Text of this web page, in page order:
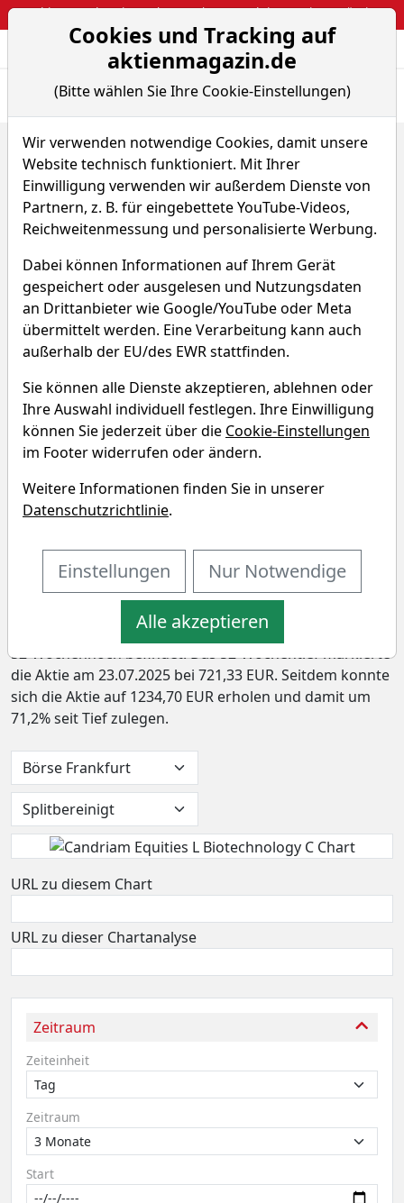
Webinar: So kassierst du trotzdem attraktive Optionsprämien
Aktien- und
Home Fonds
Candriam Equities L Biotechnology C
Chart-Tool
Candriam Equities L
Biotechnology C
XUJ4
WKN 939838
ISIN LU0108459040
Candriam Equities L
Biotechnology C Chart
In den letzten 52 Wochen hat die Aktie von Candriam
Equities L Biotechnology C eine Rendite von 71,1%
erzielt. In den vergangenen vier Wochen lag die Rendite
bei -0,1%. Die Aktie markierte das 52-Wochenhoch am
09.07.2026 bei 1270,83 EUR. Derzeitig notiert der Preis
bei 1234,70 EUR, womit sich die Aktie 2,8% unter ihrem
52-Wochenhoch befindet. Das 52-Wochentief markierte
die Aktie am 23.07.2025 bei 721,33 EUR. Seitdem konnte
sich die Aktie auf 1234,70 EUR erholen und damit um
71,2% seit Tief zulegen.
URL zu diesem Chart
URL zu dieser Chartanalyse
Zeitraum
Zeiteinheit
Zeitraum
Start
Cookies und Tracking auf
aktienmagazin.de
(Bitte wählen Sie Ihre Cookie-Einstellungen)
Wir verwenden notwendige Cookies, damit unsere
Website technisch funktioniert. Mit Ihrer
Einwilligung verwenden wir außerdem Dienste von
Partnern, z. B. für eingebettete YouTube-Videos,
Reichweitenmessung und personalisierte Werbung.
Dabei können Informationen auf Ihrem Gerät
gespeichert oder ausgelesen und Nutzungsdaten
an Drittanbieter wie Google/YouTube oder Meta
übermittelt werden. Eine Verarbeitung kann auch
außerhalb der EU/des EWR stattfinden.
Sie können alle Dienste akzeptieren, ablehnen oder
Ihre Auswahl individuell festlegen. Ihre Einwilligung
können Sie jederzeit über die Cookie-Einstellungen
im Footer widerrufen oder ändern.
Weitere Informationen finden Sie in unserer
Datenschutzrichtlinie.
Einstellungen Nur Notwendige
Alle akzeptieren